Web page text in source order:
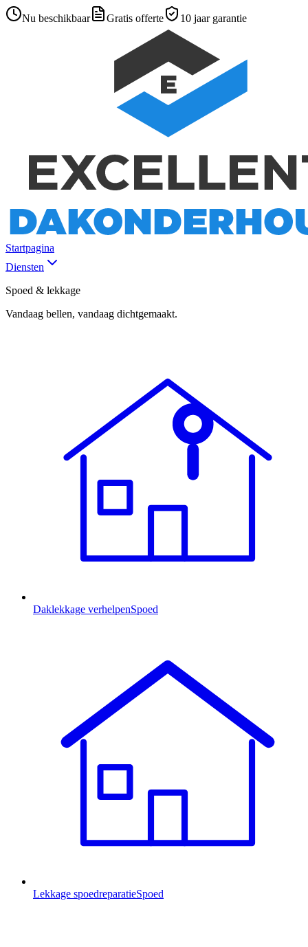
Nu beschikbaar Gratis offerte 10 jaar garantie
Startpagina
Diensten
Spoed & lekkage
Vandaag bellen, vandaag dichtgemaakt.
Daklekkage verhelpenSpoed
Lekkage spoedreparatieSpoed